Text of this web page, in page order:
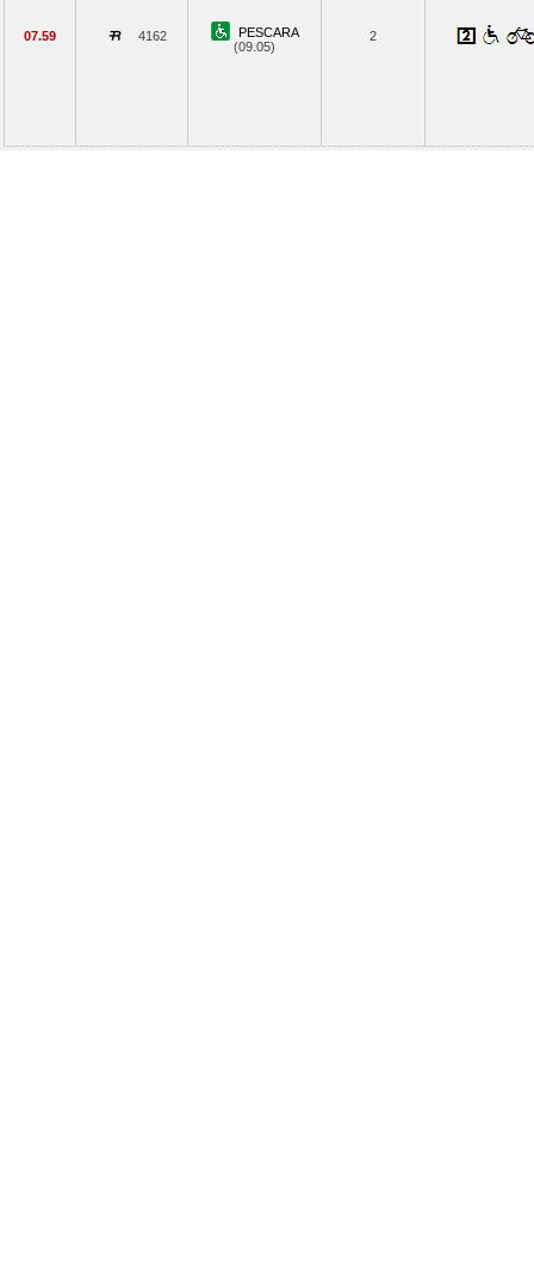
07.59 4162
PESCARA
(09.05)
2